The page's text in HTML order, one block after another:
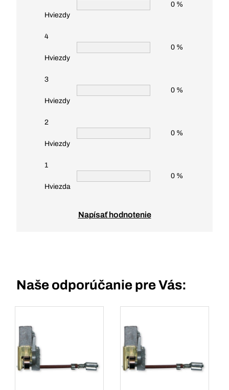
Hviezdy
0 %
4
Hviezdy
0 %
3
Hviezdy
0 %
2
Hviezdy
0 %
1
Hviezda
0 %
Napísať hodnotenie
Naše odporúčanie pre Vás: